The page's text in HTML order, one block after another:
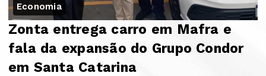
Economia
Zonta entrega carro em Mafra e
fala da expansão do Grupo Condor
em Santa Catarina